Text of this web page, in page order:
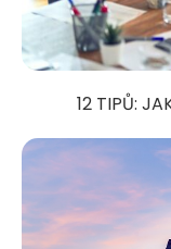
12 TIPŮ: